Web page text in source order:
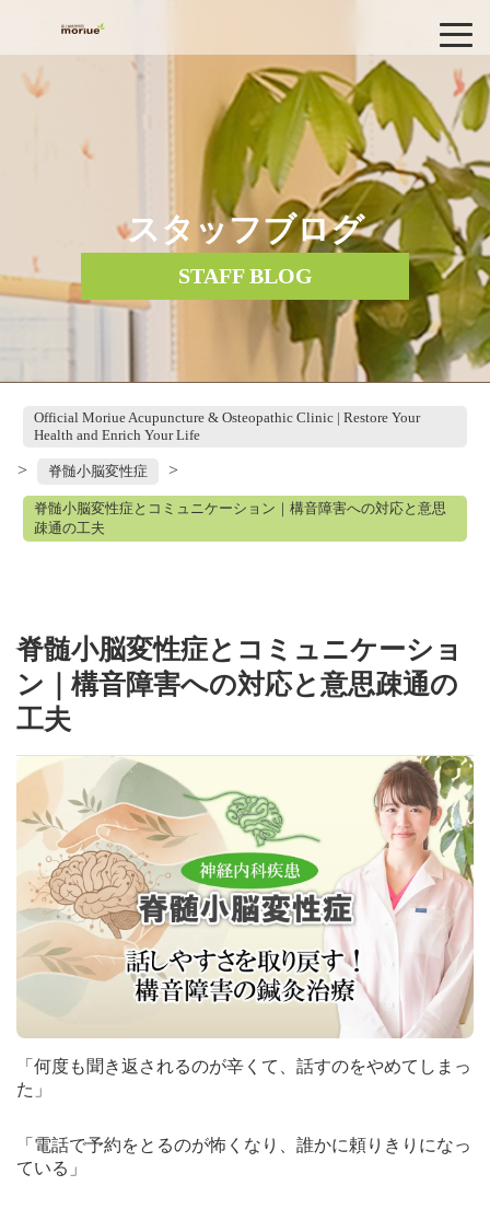
スタッフブログ
STAFF BLOG
Official Moriue Acupuncture & Osteopathic Clinic | Restore Your
Health and Enrich Your Life
> 脊髄小脳変性症 >
脊髄小脳変性症とコミュニケーション｜構音障害への対応と意思
疎通の工夫
脊髄小脳変性症とコミュニケーショ
ン｜構音障害への対応と意思疎通の
工夫
「何度も聞き返されるのが辛くて、話すのをやめてしまっ
た」
「電話で予約をとるのが怖くなり、誰かに頼りきりになっ
ている」